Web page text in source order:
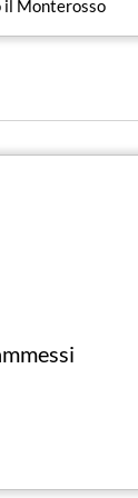
Monterosso